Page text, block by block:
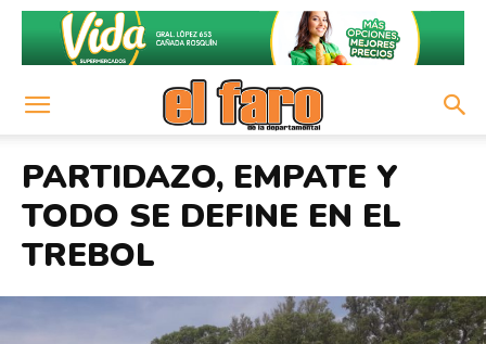
PARTIDAZO, EMPATE Y
TODO SE DEFINE EN EL
TREBOL